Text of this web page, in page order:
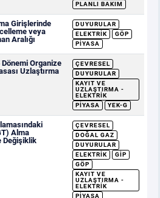
PLANLI BAKIM
Girişlerinde
veya
Aralığı
DUYURULAR
ELEKTRIK
GÖP
PIYASA
Dönemi Organize
Uzlaştırma
ÇEVRESEL
DUYURULAR
KAYIT VE
UZLAŞTIRMA -
ELEKTRIK
PIYASA
YEK-G
Alma
Değişiklik
ÇEVRESEL
DOĞAL GAZ
DUYURULAR
ELEKTRIK
GİP
GÖP
KAYIT VE
UZLAŞTIRMA -
ELEKTRIK
PIYASA